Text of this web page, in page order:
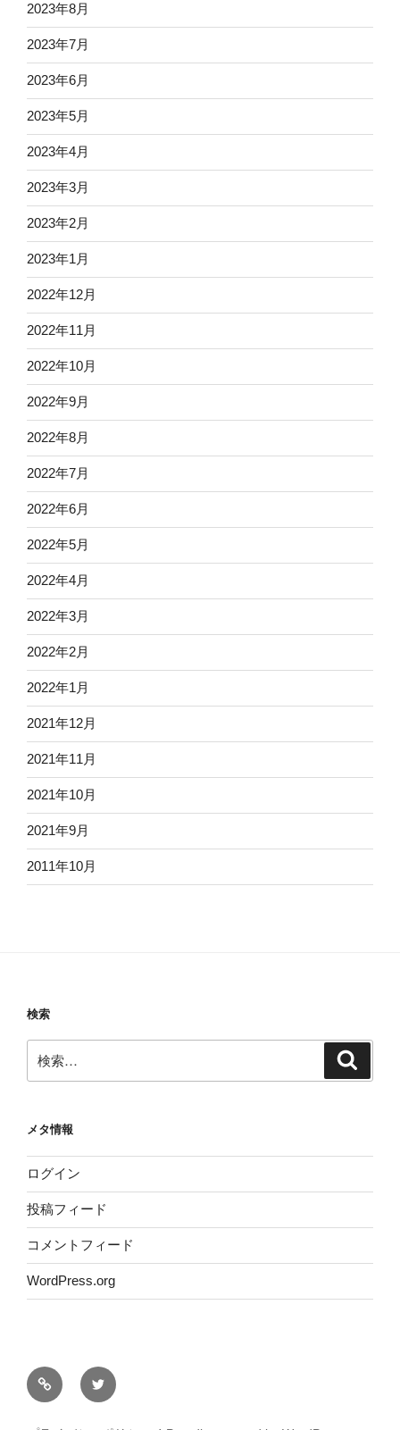
2023年8月
2023年7月
2023年6月
2023年5月
2023年4月
2023年3月
2023年2月
2023年1月
2022年12月
2022年11月
2022年10月
2022年9月
2022年8月
2022年7月
2022年6月
2022年5月
2022年4月
2022年3月
2022年2月
2022年1月
2021年12月
2021年11月
2021年10月
2021年9月
2011年10月
検索
索:
メタ情報
ログイン
投稿フィード
コメントフィード
WordPress.org
サ
イ
Twitter